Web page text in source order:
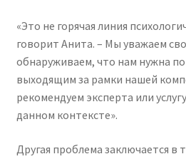
«Это не горячая линия
говорит Анита. – Мы уважаем
обнаруживаем, что нам нужна
выходящим за рамки нашей
рекомендуем эксперта или
данном контексте».
Другая проблема заключается в